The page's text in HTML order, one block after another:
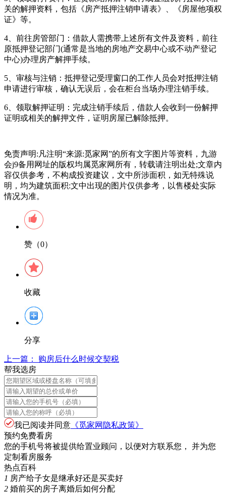
关的解押资料，包括《房产抵押注销申请表》、《房屋他项权
证》等。
4、前往房管部门：借款人需携带上述所有文件及资料，前往
原抵押登记部门(通常是当地的房地产交易中心或不动产登记
中心)办理房产解押手续。
5、审核与注销：抵押登记受理窗口的工作人员会对抵押注销
申请进行审核，确认无误后，会在柜台当场办理注销手续。
6、领取解押证明：完成注销手续后，借款人会收到一份解押
证明或相关的解押文件，证明房屋已解除抵押。
免责声明:凡注明“来源:觅家网”的所有文字图片等资料，九游
会j9备用网址的版权均属觅家网所有，转载请注明出处;文章内
容仅供参考，不构成投资建议，文中所涉面积，如无特殊说
明，均为建筑面积:文中出现的图片仅供参考，以售楼处实际
情况为准。
赞（0）
收藏
分享
上一篇：
购房后什么时候交契税
帮我选房
我已阅读并同意 《觅家网隐私政策》
预约免费看房
您的手机号将被提供给置业顾问，以便对方联系您， 并为您
定制看房服务
热点百科
1 房产给子女是继承好还是买卖好
2 婚前买的房子离婚后如何分配